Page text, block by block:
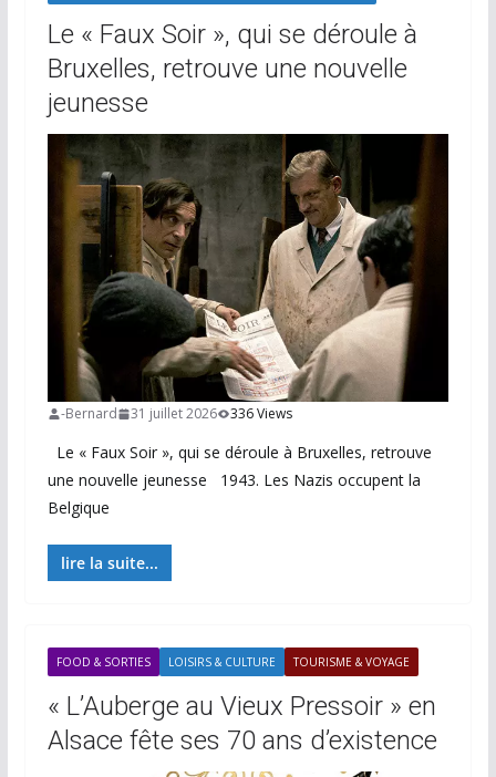
Le « Faux Soir », qui se déroule à
Bruxelles, retrouve une nouvelle
jeunesse
-Bernard 31 juillet 2026 336 Views
Le « Faux Soir », qui se déroule à Bruxelles, retrouve
une nouvelle jeunesse 1943. Les Nazis occupent la
Belgique
lire la suite...
FOOD & SORTIES LOISIRS & CULTURE TOURISME & VOYAGE
« L’Auberge au Vieux Pressoir » en
Alsace fête ses 70 ans d’existence